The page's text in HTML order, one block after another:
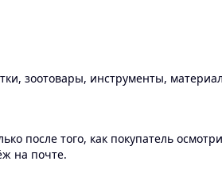
зоотовары, инструменты,
после того, как покупатель
на почте.